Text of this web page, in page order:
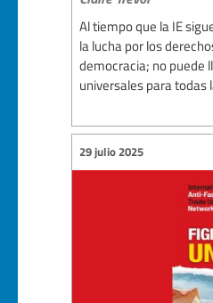
Al tiempo que la IE
la lucha por los
democracia; no puede
universales para todas
29 julio 2025